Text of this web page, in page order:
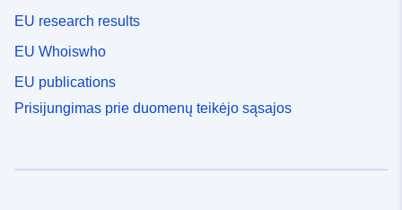
EU research results
EU Whoiswho
EU publications
Prisijungimas prie duomenų teikėjo sąsajos